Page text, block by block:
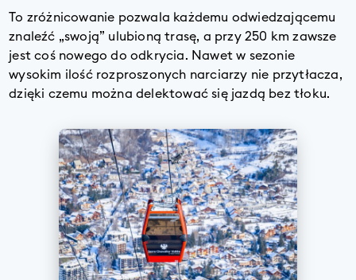
To zróżnicowanie pozwala każdemu odwiedzającemu
znaleźć „swoją” ulubioną trasę, a przy 250 km zawsze
jest coś nowego do odkrycia. Nawet w sezonie
wysokim ilość rozproszonych narciarzy nie przytłacza,
dzięki czemu można delektować się jazdą bez tłoku.